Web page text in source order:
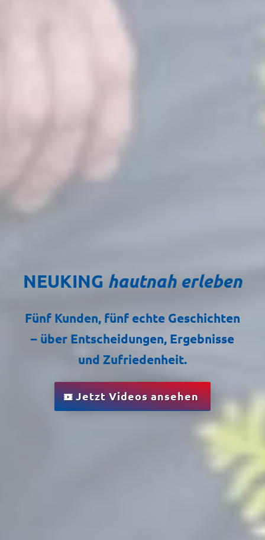
NEUKING hautnah erleben
Fünf Kunden, fünf echte Geschichten
– über Entscheidungen, Ergebnisse
und Zufriedenheit.
Jetzt Videos ansehen